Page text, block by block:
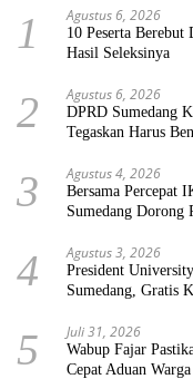
1 Agustus 6, 2026
10 Peserta Berebut
Hasil Seleksinya
2 Agustus 6, 2026
DPRD Sumedang
Tegaskan Harus
3 Agustus 4, 2026
Bersama Percepat
Sumedang Dorong
4 Agustus 3, 2026
President
Sumedang, Gratis
5 Juli 31, 2026
Wabup Fajar
Cepat Aduan